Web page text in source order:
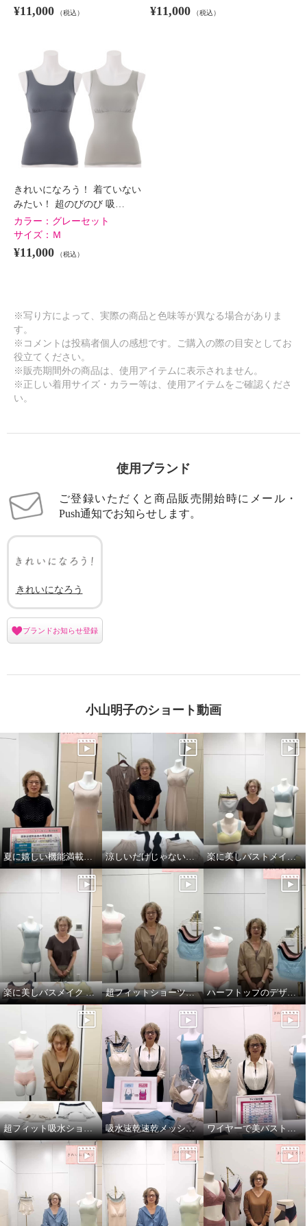
きれいになろう！ はいていない
みたい！ 超のびのび 吸水速乾・
接触冷感 ショーツ４枚セット
ベージュセット Ｍ
¥0
きれいになろう！ はいていない
みたい！ 超のびのび 吸水速乾・
接触冷感 ショーツ４枚セット
グレーセット Ｍ
¥0
¥11,000 （税込） ¥11,000 （税込）
きれいになろう！ 着ていない
みたい！ 超のびのび 吸…
カラー： グレーセット
サイズ： Ｍ
¥11,000 （税込）
※写り方によって、実際の商品と色味等が異なる場合がありま
す。
※コメントは投稿者個人の感想です。ご購入の際の目安としてお
役立てください。
※販売期間外の商品は、使用アイテムに表示されません。
※正しい着用サイズ・カラー等は、使用アイテムをご確認くださ
い。
使用ブランド
ご登録いただくと商品販売開始時にメール・
Push通知でお知らせします。
きれいになろう
ブランドお知らせ登録
小山明子のショート動画
夏に嬉しい機能満載！プンギインギョンシリ ーズ 涼しいだけじゃない！小山のこだわり 楽に美しバストメイク＜パターン編＞
楽に美しバスメイク ＜素材編＞ 超フィットショーツソフトバージョン！ ハーフトップのデザインがリニューアル！
超フィット吸水ショーツ 吸水速乾速乾メッシュ ワイヤーで美バストメイク ブラキャミ ワイヤーで美バストメイクシリーズ サイズの選び方